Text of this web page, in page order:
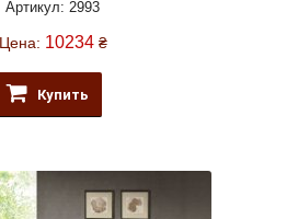
Артикул: 2993
Цена: 10234 ₴
Купить